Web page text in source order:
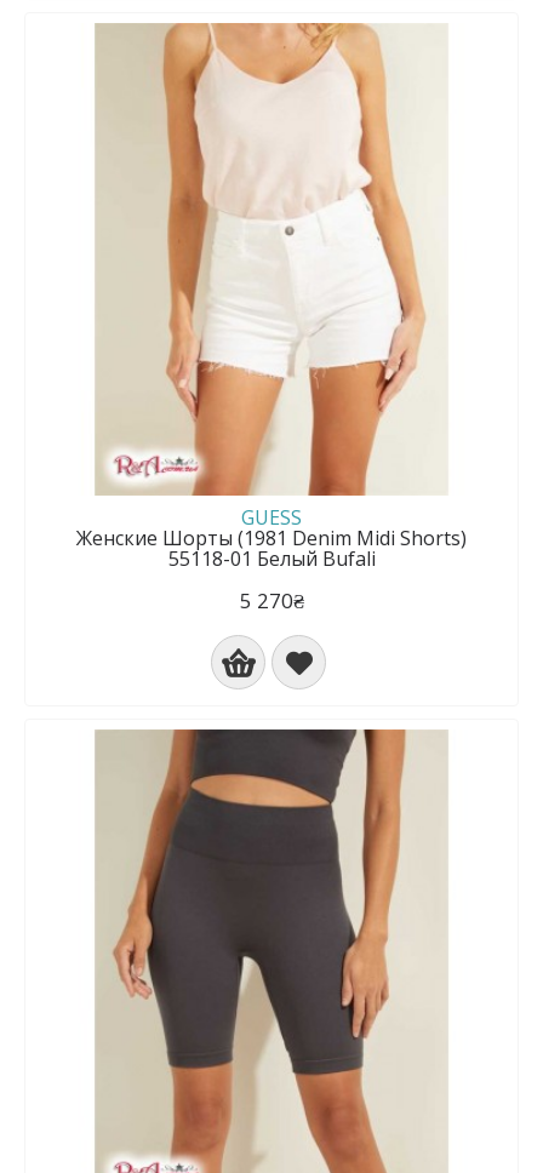
GUESS
Женские Шорты (1981 Denim Midi Shorts)
55118-01 Белый Bufali
5 270₴